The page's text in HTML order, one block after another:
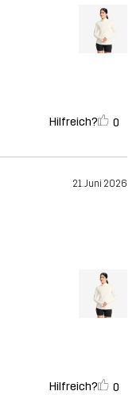
Hilfreich? 0
21. Juni 2026
Hilfreich? 0